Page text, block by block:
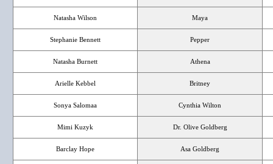
Natasha Wilson Maya
Stephanie Bennett Pepper
Natasha Burnett Athena
Arielle Kebbel Britney
Sonya Salomaa Cynthia Wilton
Mimi Kuzyk Dr. Olive Goldberg
Barclay Hope Asa Goldberg